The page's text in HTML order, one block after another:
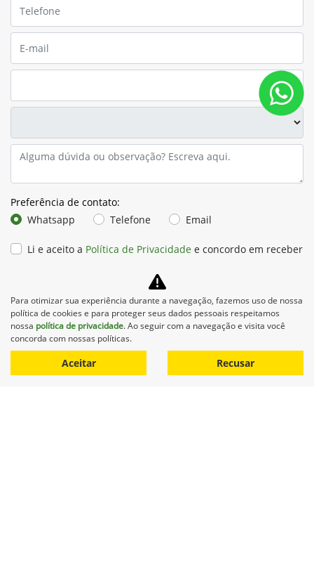
Preferência de contato:
Whatsapp
Telefone Email
Li e aceito a Política de Privacidade e concordo em receber
Entrar em contato
Para otimizar sua experiência durante a navegação, fazemos uso de nossa
política de cookies e para proteger seus dados pessoais respeitamos
nossa política de privacidade. Ao seguir com a navegação e visita você
concorda com nossas políticas.
Aceitar Recusar